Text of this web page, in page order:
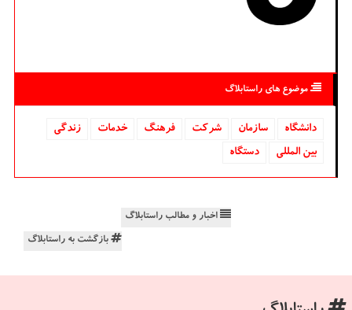
موضوع های راستابلاگ
دانشگاه‌ سازمان شركت فرهنگ خدمات
زندگی
بین المللی
دستگاه
اخبار و مطالب راستابلاگ
بازگشت به راستابلاگ